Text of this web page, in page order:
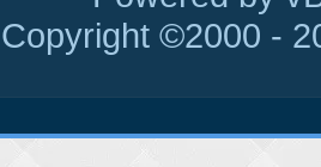
Copyright ©2000 -